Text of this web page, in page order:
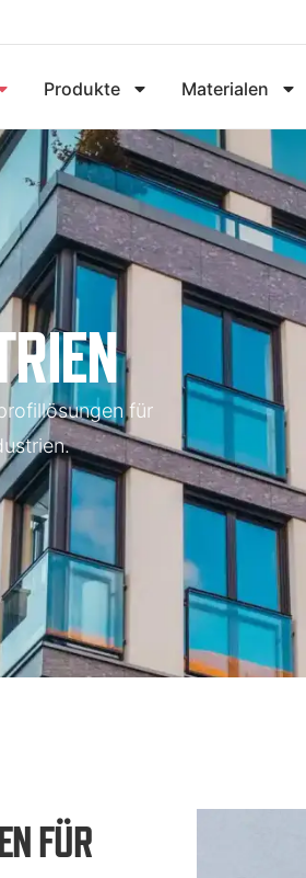
Produkte Materialen
für
FÜR